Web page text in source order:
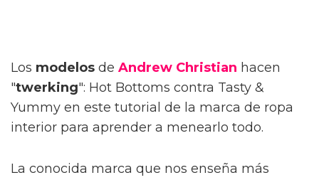
Los modelos de Andrew Christian hacen
"twerking": Hot Bottoms contra Tasty &
Yummy en este tutorial de la marca de ropa
interior para aprender a menearlo todo.
La conocida marca que nos enseña más